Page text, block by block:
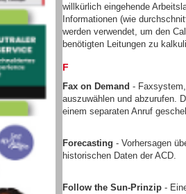
willkürlich eingehende
Informationen (wie
werden verwendet, um den
benötigten Leitungen zu
F
Fax on Demand -
auszuwählen und abzurufen.
einem separaten Anruf
Forecasting - Vorhersagen
historischen Daten der ACD.
Follow the Sun-Prinzip -